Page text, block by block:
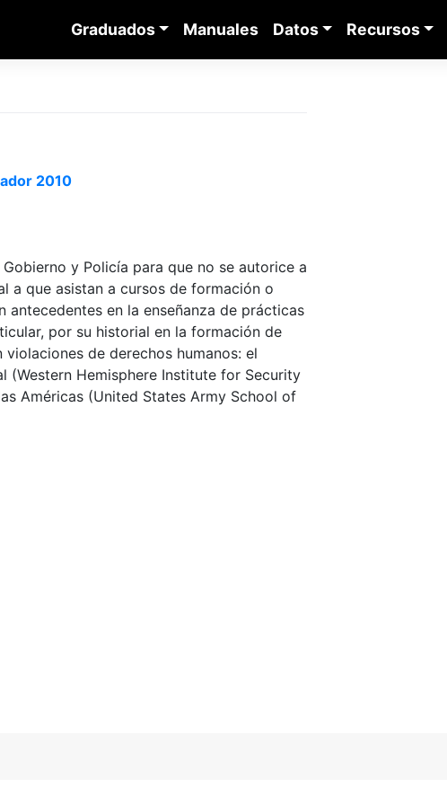
Graduados Manuales Datos Recursos
2010
y Policía para que no se autorice a
a que asistan a cursos de formación o
en la enseñanza de prácticas
por su historial en la formación de
de derechos humanos: el
(Western Hemisphere Institute for Security
Américas (United States Army School of